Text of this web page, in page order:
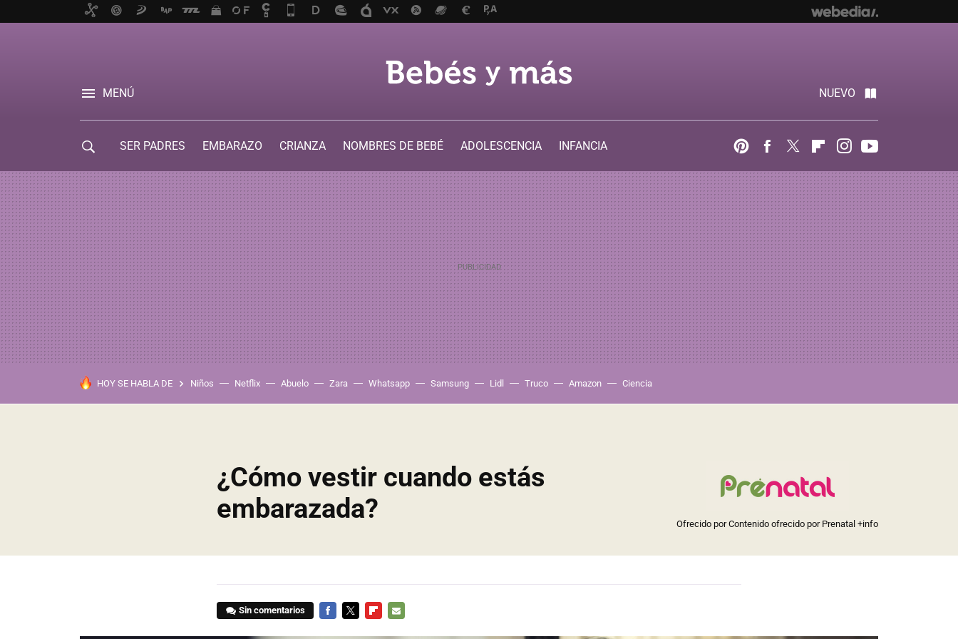
MENÚ NUEVO
SER PADRES EMBARAZO CRIANZA NOMBRES DE BEBÉ ADOLESCENCIA
INFANCIA
PinterestFacebook
Twitter FlipboardInstagram
HOY SE HABLA DE Niños Netflix Abuelo Zara Whatsapp Samsung Lidl Truco Amazon Ciencia
Ofrecido por Contenido ofrecido por Prenatal +info
¿Cómo vestir cuando estás
embarazada?
Sin comentarios